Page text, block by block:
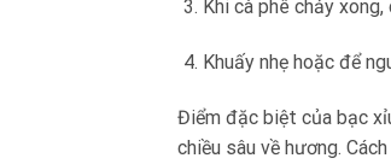
Khi cà phê chảy
Khuấy nhẹ hoặc để
Điểm đặc biệt của bạc
chiều sâu về hương.